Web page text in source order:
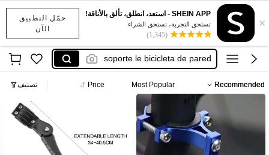
حمّل التطبيق
الآن
×
SHEIN APP - استعد، انطلق، تألق بالأناقة!
تستحق التجربة، تستحق الشراء
(1,345)
soporte para bicicleta en pared
bike racks holders
soporte le bicicleta de pared
自転車すたんど
bike racks holders
Recommended
Most Popular
Price تصنيف